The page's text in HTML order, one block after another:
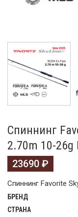
Спиннинг
2.70m 10-26g
23690 ₽
Спиннинг Favorite
БРЕНД
СТРАНА